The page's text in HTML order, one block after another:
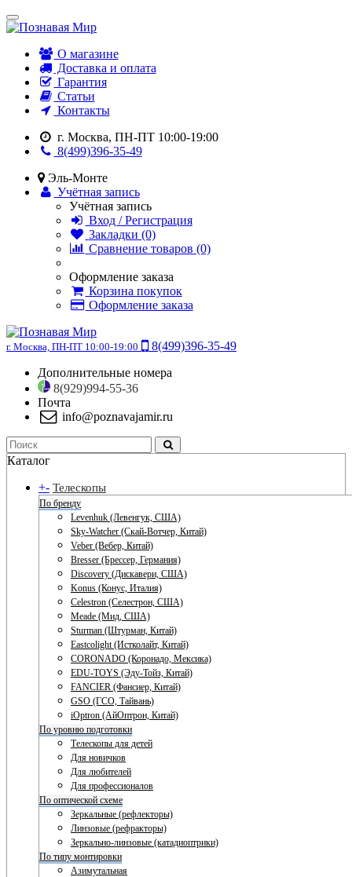
О магазине
Доставка и оплата
Гарантия
Статьи
Контакты
г. Москва, ПН-ПТ 10:00-19:00
8(499)396-35-49
Эль-Монте
Учётная запись
Учётная запись
Вход / Регистрация
Закладки (0)
Сравнение товаров (0)
Оформление заказа
Корзина покупок
Оформление заказа
г. Москва, ПН-ПТ 10:00-19:00
8(499)396-35-49
Дополнительные номера
8(929)994-55-36
Почта
info@poznavajamir.ru
Каталог
+- Телескопы
По бренду
Levenhuk (Левенгук, США)
Sky-Watcher (Скай-Вотчер, Китай)
Veber (Вебер, Китай)
Bresser (Брессер, Германия)
Discovery (Дискавери, США)
Konus (Конус, Италия)
Celestron (Селестрон, США)
Meade (Мид, США)
Sturman (Штурман, Китай)
Eastcolight (Истколайт, Китай)
CORONADO (Коронадо, Мексика)
EDU-TOYS (Эду-Тойз, Китай)
FANCIER (Фансиер, Китай)
GSO (ГСО, Тайвань)
iOptron (АйОптрон, Китай)
По уровню подготовки
Телескопы для детей
Для новичков
Для любителей
Для профессионалов
По оптической схеме
Зеркальные (рефлекторы)
Линзовые (рефракторы)
Зеркально-линзовые (катадиоптрики)
По типу монтировки
Азимутальная